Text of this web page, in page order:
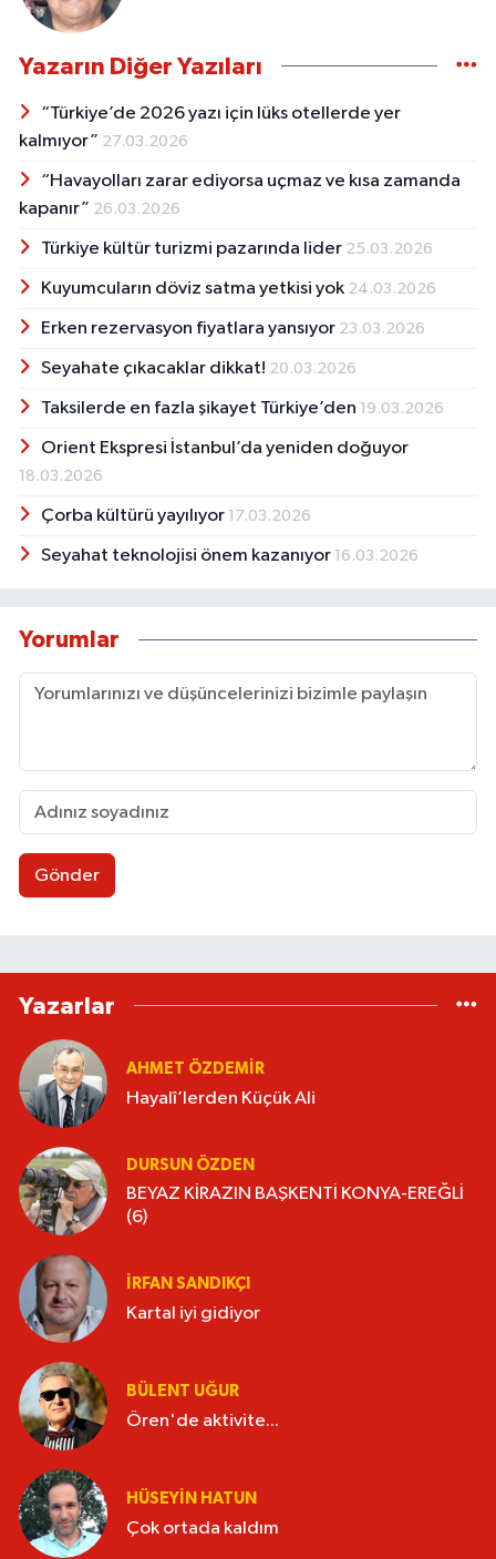
Yazarın Diğer Yazıları
“Türkiye’de 2026 yazı için lüks otellerde yer
kalmıyor” 27.03.2026
“Havayolları zarar ediyorsa uçmaz ve kısa zamanda
kapanır” 26.03.2026
Türkiye kültür turizmi pazarında lider 25.03.2026
Kuyumcuların döviz satma yetkisi yok 24.03.2026
Erken rezervasyon fiyatlara yansıyor 23.03.2026
Seyahate çıkacaklar dikkat! 20.03.2026
Taksilerde en fazla şikayet Türkiye’den 19.03.2026
Orient Ekspresi İstanbul’da yeniden doğuyor
18.03.2026
Çorba kültürü yayılıyor 17.03.2026
Seyahat teknolojisi önem kazanıyor 16.03.2026
Yorumlar
Gönder
Yazarlar
AHMET ÖZDEMIR
Hayalî’lerden Küçük Ali
DURSUN ÖZDEN
BEYAZ KİRAZIN BAŞKENTİ KONYA-EREĞLİ
(6)
İRFAN SANDIKÇI
Kartal iyi gidiyor
BÜLENT UĞUR
Ören'de aktivite...
HÜSEYIN HATUN
Çok ortada kaldım